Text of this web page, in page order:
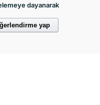
dayanarak
yap